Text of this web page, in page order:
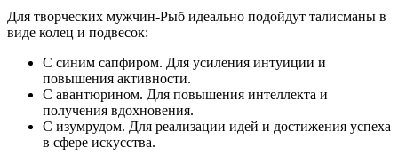
Для творческих мужчин-Рыб идеально подойдут талисманы в
виде колец и подвесок:
С синим сапфиром. Для усиления интуиции и
повышения активности.
С авантюрином. Для повышения интеллекта и
получения вдохновения.
С изумрудом. Для реализации идей и достижения успеха
в сфере искусства.